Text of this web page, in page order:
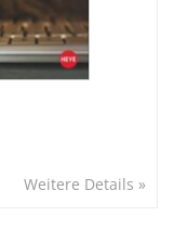
Weitere Details »